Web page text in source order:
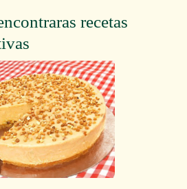
recetas